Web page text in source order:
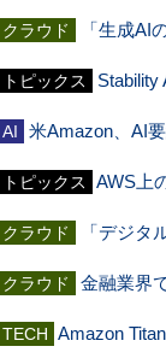
クラウド 「生成AI
トピックス Stability
AI 米Amazon、AI
トピックス AWS上
クラウド 「デジ
クラウド 金融業界
TECH Amazon